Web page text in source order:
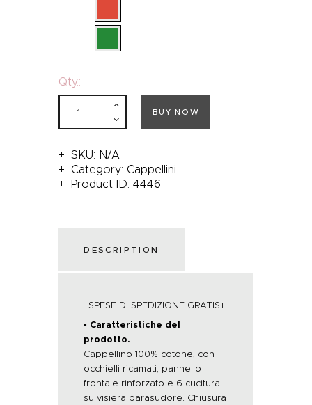
Qty.:
BUY NOW
SKU: N/A
Category: Cappellini
Product ID:4446
DESCRIPTION
+SPESE DI SPEDIZIONE GRATIS+
• Caratteristiche del
prodotto.
Cappellino 100% cotone, con
occhielli ricamati, pannello
frontale rinforzato e 6 cucitura
su visiera parasudore. Chiusura